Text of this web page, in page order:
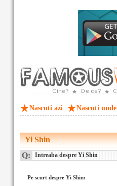
Nascuti azi Nascuti unde
Yi Shin
Q: Intreaba despre Yi Shin
Pe scurt despre Yi Shin: